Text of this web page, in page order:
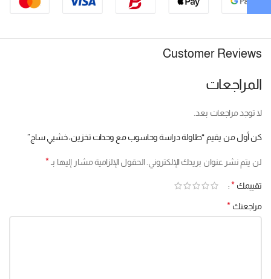
Customer Reviews
المراجعات
لا توجد مراجعات بعد.
كن أول من يقيم “طاولة دراسة وحاسوب مع وحدات تخزين، خشبي ساج”
لن يتم نشر عنوان بريدك الإلكتروني. الحقول الإلزامية مشار إليها بـ *
تقييمك *
مراجعتك *